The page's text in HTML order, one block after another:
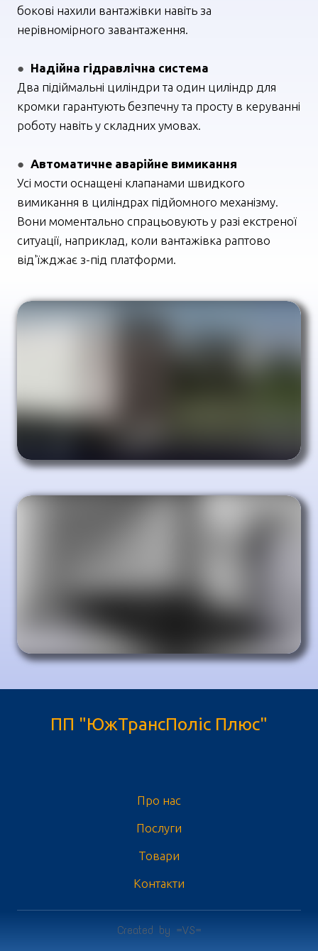
бокові нахили вантажівки навіть за
нерівномірного завантаження.
● Надійна гідравлічна система
Два підіймальні циліндри та один циліндр для
кромки гарантують безпечну та просту в керуванні
роботу навіть у складних умовах.
● Автоматичне аварійне вимикання
Усі мости оснащені клапанами швидкого
вимикання в циліндрах підйомного механізму.
Вони моментально спрацьовують у разі екстреної
ситуації, наприклад, коли вантажівка раптово
від'їжджає з-під платформи.
ПП "ЮжТрансПоліс Плюс"
Про нас
Послуги
Товари
Контакти
Created by =VS=